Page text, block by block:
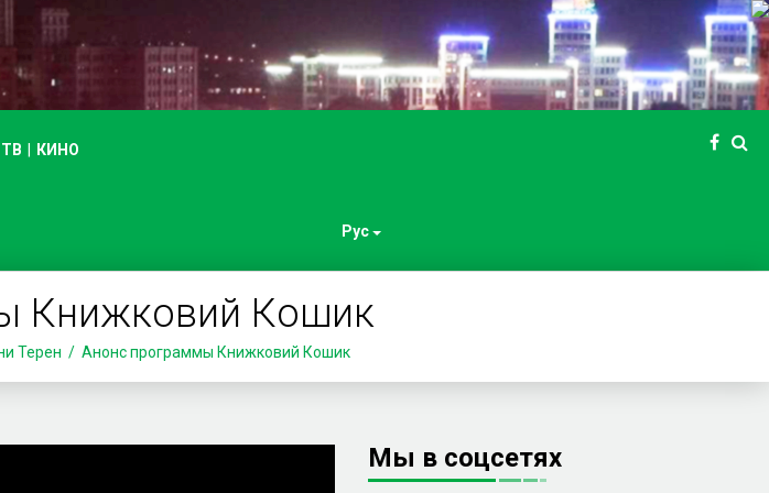
КИНО
Рус
Книжковий Кошик
Терен Анонс программы Книжковий Кошик
Мы в соцсетях